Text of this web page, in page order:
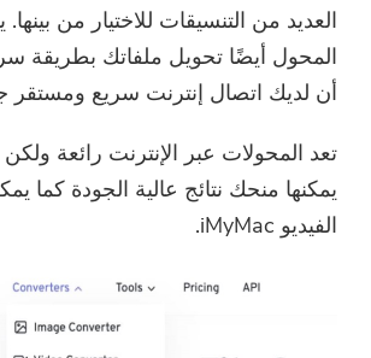
العديد من التنسيقات للاختيار من
المحول أيضًا تحويل ملفاتك بطريقة
أن لديك اتصال إنترنت سريع ومستقر
تعد المحولات عبر الإنترنت رائعة
يمكنها منحك نتائج عالية الجودة كما
الفيديو iMyMac.